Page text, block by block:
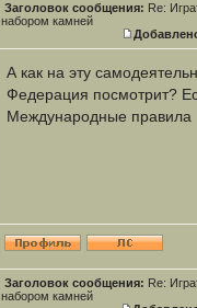
Заголовок сообщения: Re:
набором камней
А как на эту
Федерация посмотрит?
Международные правила
Заголовок сообщения: Re:
набором камней